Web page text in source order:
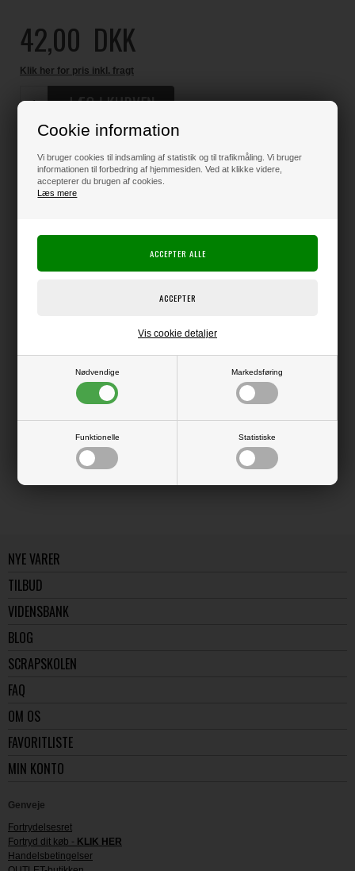
Cookie information
Vi bruger cookies til indsamling af statistik og til trafikmåling. Vi bruger
informationen til forbedring af hjemmesiden. Ved at klikke videre,
accepterer du brugen af cookies.
Læs mere
Nødvendige Markedsføring
Funktionelle Statistiske
Vis cookie detaljer
42,00 DKK
Klik her for pris inkl. fragt
Varen er på lager
Producent:Marianne Design
Die, der kan bruges i bl.a. Big Shot.
Advarsel: Små dele kan udgøre kvælningsfare - ikke velegnet til børn.
LÆS OG BLIV INSPIRERET
Læs flere artikler...
NYE VARER
TILBUD
VIDENSBANK
BLOG
SCRAPSKOLEN
FAQ
OM OS
FAVORITLISTE
MIN KONTO
Genveje
Fortrydelsesret
Fortryd dit køb - KLIK HER
Handelsbetingelser